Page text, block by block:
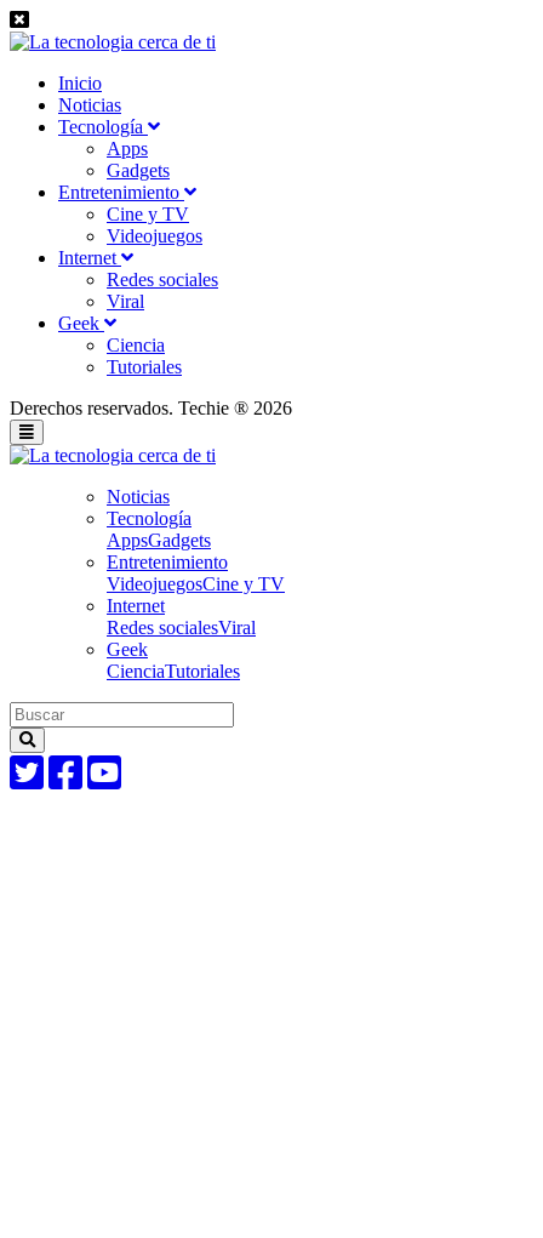
Inicio
Noticias
Tecnología
Apps
Gadgets
Entretenimiento
Cine y TV
Videojuegos
Internet
Redes sociales
Viral
Geek
Ciencia
Tutoriales
Derechos reservados. Techie ® 2026
Noticias
Tecnología
AppsGadgets
Entretenimiento
VideojuegosCine y TV
Internet
Redes socialesViral
Geek
CienciaTutoriales